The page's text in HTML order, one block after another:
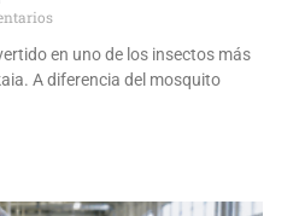
en uno de los insectos más
A diferencia del mosquito